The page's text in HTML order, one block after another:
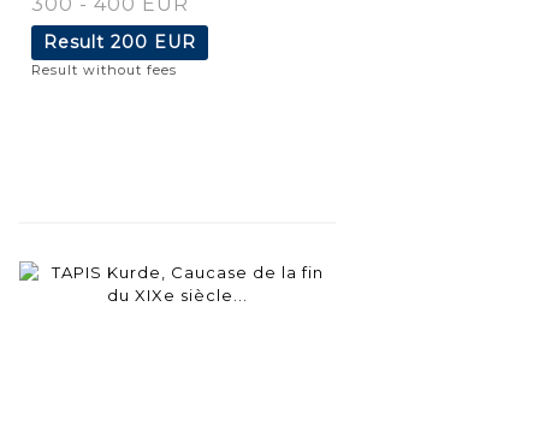
Result 200 EUR
Result without fees